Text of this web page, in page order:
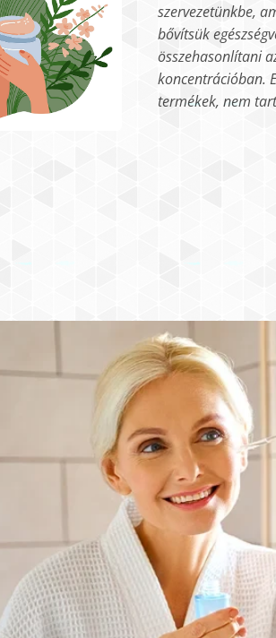
szervezetünkbe,
bővítsük
összehasonlítani
koncentrációban.
termékek, nem